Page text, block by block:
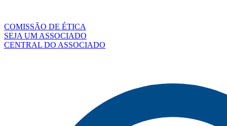
COMISSÃO DE ÉTICA
SEJA UM ASSOCIADO
CENTRAL DO ASSOCIADO